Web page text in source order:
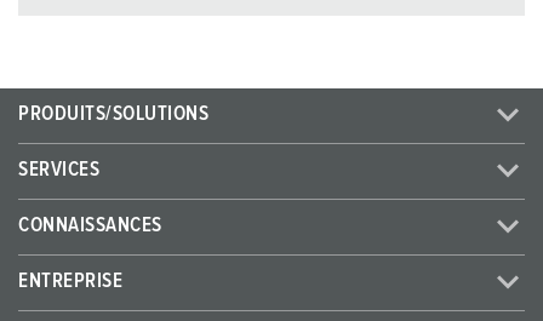
PRODUITS/SOLUTIONS
SERVICES
CONNAISSANCES
ENTREPRISE